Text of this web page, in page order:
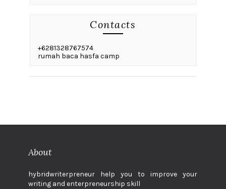
Contacts
+6281328767574
rumah baca hasfa camp
About
hybridwriterpreneur help you to improve your
writing and enterpreneurship skill